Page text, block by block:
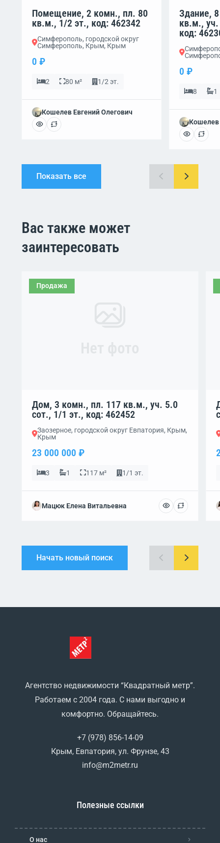
Помещение, 2 комн., пл. 80
кв.м., 1/2 эт., код: 462342
Симферополь, городской округ
Симферополь, Крым, Крым
0 ₽
2 80 м² 1/2 эт.
Кошелев Евгений Олегович
Здание,
кв.м.,
код:
0 ₽
8 1
Кошелев
Показать все
Вас также может
заинтересовать
Продажа
Дом, 3 комн., пл. 117 кв.м., уч. 5.0
сот., 1/1 эт., код: 462452
Заозерное, городской округ Евпатория, Крым,
Крым
23 000 000 ₽
3 1 117 м² 1/1 эт.
Мацюк Елена Витальевна
Начать новый поиск
Агентство недвижимости “Квадратный метр”.
Работаем с 2004 года. С нами выгодно и
комфортно. Обращайтесь.
+7 (978) 856-14-09
Крым, Евпатория, ул. Фрунзе, 43
info@m2metr.ru
Полезные ссылки
О нас